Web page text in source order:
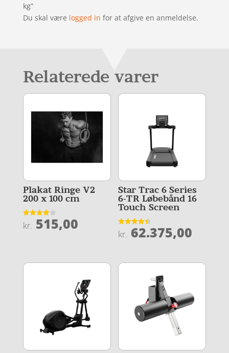
kg”
Du skal være logged in for at afgive en anmeldelse.
Relaterede varer
Plakat Ringe V2
200 x 100 cm
Vurderet
4.1
kr. 515,00
Star Trac 6 Series
6-TR Løbebånd 16
Touch Screen
Vurderet
4.4
kr. 62.375,00